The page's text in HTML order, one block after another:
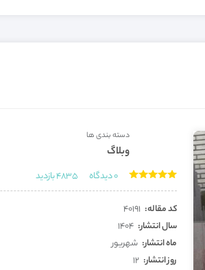
دسته بندی ها
وبلاگ
0دیدگاه 4835بازدید
کد مقاله: 40191
سال انتشار: 1404
ماه انتشار: شهریور
روز انتشار: 12